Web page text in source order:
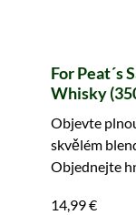
For Peat´s
Whisky
Objevte
skvělém
Objednejte
14,99 €